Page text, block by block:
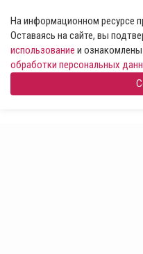
На информационном ресурсе
Оставаясь на сайте, вы
использование и
обработки персональных